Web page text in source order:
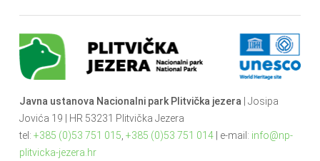
Javna ustanova Nacionalni park Plitvička jezera| Josipa
Jovića 19 | HR 53231 Plitvička Jezera
tel: +385 (0)53 751 015, +385 (0)53 751 014| e-mail: info@np-
plitvicka-jezera.hr